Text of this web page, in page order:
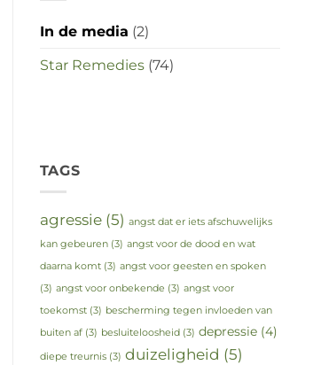
In de media (2)
Star Remedies(74)
TAGS
agressie(5) angst dat er iets afschuwelijks
kan gebeuren(3) angst voor de dood en wat
daarna komt(3) angst voor geesten en spoken
(3) angst voor onbekende (3) angst voor
toekomst(3) bescherming tegen invloeden van
buiten af(3) besluiteloosheid (3) depressie(4)
diepe treurnis(3) duizeligheid (5)